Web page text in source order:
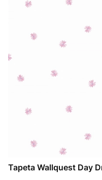
Tapeta Wallquest Day